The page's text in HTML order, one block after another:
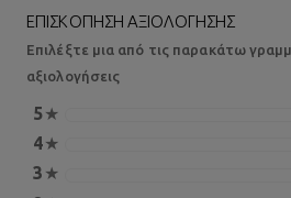
ΕΠΙΣΚΌΠΗΣΗ ΑΞΙΟΛΌΓΗΣΗΣ
Επιλέξτε μια από τις παρακάτω
αξιολογήσεις
5★
4★
3 ★